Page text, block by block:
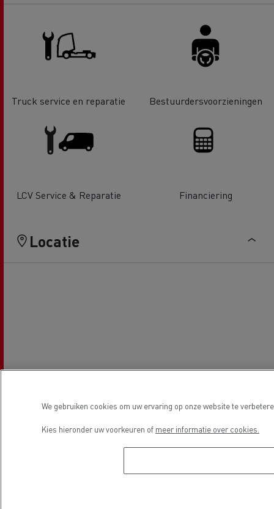
Truck service en reparatie Bestuurdersvoorzieningen
LCV Service & Reparatie Financiering
Locatie
We gebruiken cookies om uw ervaring op onze website te
Kies hieronder uw voorkeuren of meer informatie over cookies.